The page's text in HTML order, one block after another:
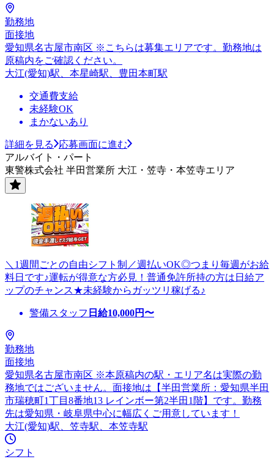
勤務地
面接地
愛知県名古屋市南区 ※こちらは募集エリアです。勤務地は
原稿内をご確認ください。
大江(愛知)駅、本星崎駅、豊田本町駅
交通費支給
未経験OK
まかないあり
詳細を見る
応募画面に進む
アルバイト・パート
東警株式会社 半田営業所 大江・笠寺・本笠寺エリア
＼1週間ごとの自由シフト制／週払いOK◎つまり毎週がお給
料日です♪運転が得意な方必見！普通免許所持の方は日給ア
ップのチャンス★未経験からガッツリ稼げる♪
警備スタッフ 日給10,000円〜
勤務地
面接地
愛知県名古屋市南区 ※本原稿内の駅・エリア名は実際の勤
務地ではございません。面接地は【半田営業所：愛知県半田
市瑞穂町1丁目8番地13 レインボー第2半田1階】です。勤務
先は愛知県・岐阜県中心に幅広くご用意しています！
大江(愛知)駅、笠寺駅、本笠寺駅
シフト